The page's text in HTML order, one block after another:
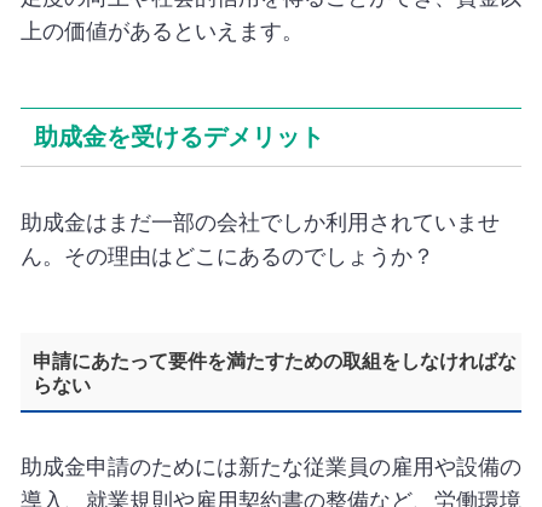
上の価値があるといえます。
助成金を受けるデメリット
助成金はまだ一部の会社でしか利用されていませ
ん。その理由はどこにあるのでしょうか？
申請にあたって要件を満たすための取組をしなければな
らない
助成金申請のためには新たな従業員の雇用や設備の
導入、就業規則や雇用契約書の整備など、労働環境